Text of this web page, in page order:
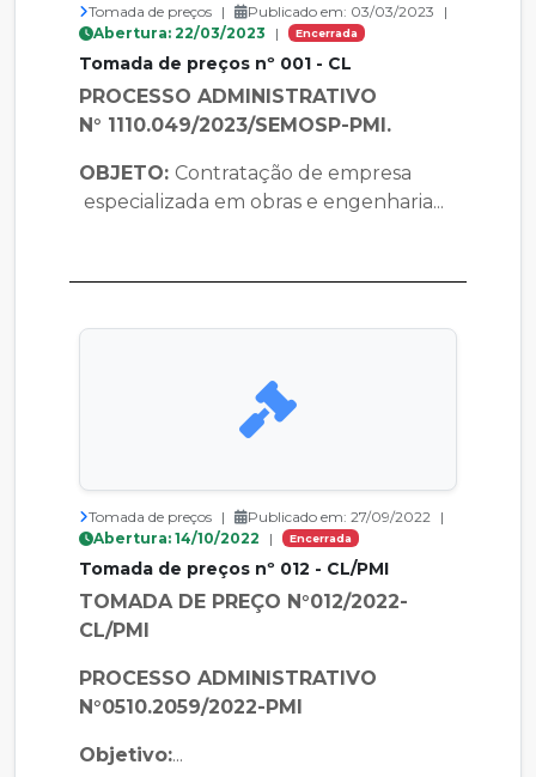
Tomada de preços | Publicado em: 03/03/2023
|
Abertura: 22/03/2023
| Encerrada
Tomada de preços nº 001 - CL
PROCESSO ADMINISTRATIVO
N° 1110.049/2023/SEMOSP-PMI.
OBJETO: Contratação de empresa
especializada em obras e engenharia...
Tomada de preços | Publicado em: 27/09/2022
|
Abertura: 14/10/2022
| Encerrada
Tomada de preços nº 012 - CL/PMI
TOMADA DE PREÇO N°012/2022-
CL/PMI
PROCESSO ADMINISTRATIVO
N°0510.2059/2022-PMI
Objetivo:...